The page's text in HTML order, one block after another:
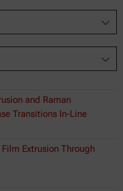
and Raman
Transitions In-Line
Extrusion Through